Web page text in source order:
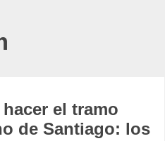
el tramo
de Santiago: los